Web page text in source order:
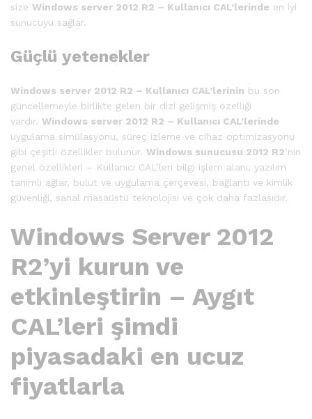
size Windows server 2012 R2 – Kullanıcı CAL’lerinde en iyi
sunucuyu sağlar.
Güçlü yetenekler
Windows server 2012 R2 – Kullanıcı CAL’lerinin bu son
güncellemeyle birlikte gelen bir dizi gelişmiş özelliği
vardır. Windows server 2012 R2 – Kullanıcı CAL’lerinde
uygulama simülasyonu, süreç izleme ve cihaz optimizasyonu
gibi çeşitli özellikler bulunur. Windows sunucusu 2012 R2‘nin
genel özellikleri – Kullanıcı CAL’leri bilgi işlem alanı, yazılım
tanımlı ağlar, bulut ve uygulama çerçevesi, bağlantı ve kimlik
güvenliği, sanal masaüstü teknolojisi ve çok daha fazlasıdır.
Windows Server 2012
R2’yi kurun ve
etkinleştirin – Aygıt
CAL’leri şimdi
piyasadaki en ucuz
fiyatlarla